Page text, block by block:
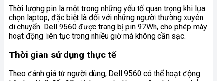
Thời lượng pin là một trong những yếu tố quan trọng khi lựa
chọn laptop, đặc biệt là đối với những người thường xuyên
di chuyển. Dell 9560 được trang bị pin 97Wh, cho phép máy
hoạt động liên tục trong nhiều giờ mà không cần sạc.
Thời gian sử dụng thực tế
Theo đánh giá từ người dùng, Dell 9560 có thể hoạt động